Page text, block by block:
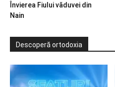
Învierea Fiului văduvei din
Nain
Descoperă ortodoxia